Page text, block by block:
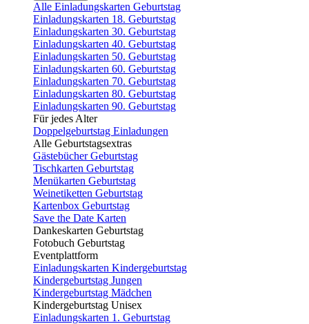
Alle Einladungskarten Geburtstag
Einladungskarten 18. Geburtstag
Einladungskarten 30. Geburtstag
Einladungskarten 40. Geburtstag
Einladungskarten 50. Geburtstag
Einladungskarten 60. Geburtstag
Einladungskarten 70. Geburtstag
Einladungskarten 80. Geburtstag
Einladungskarten 90. Geburtstag
Für jedes Alter
Doppelgeburtstag Einladungen
Alle Geburtstagsextras
Gästebücher Geburtstag
Tischkarten Geburtstag
Menükarten Geburtstag
Weinetiketten Geburtstag
Kartenbox Geburtstag
Save the Date Karten
Dankeskarten Geburtstag
Fotobuch Geburtstag
Eventplattform
Einladungskarten Kindergeburtstag
Kindergeburtstag Jungen
Kindergeburtstag Mädchen
Kindergeburtstag Unisex
Einladungskarten 1. Geburtstag